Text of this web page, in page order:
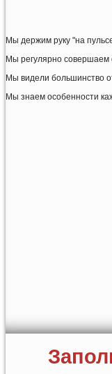
Мы держим руку "на
Мы регулярно совершаем
Мы видели большинство
Мы знаем особенности